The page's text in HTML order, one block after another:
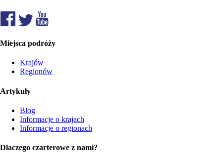
Miejsca podróży
Krajów
Regionów
Artykuły
Blog
Informacje o krajach
Informacje o regionach
Dlaczego czarterowe z nami?